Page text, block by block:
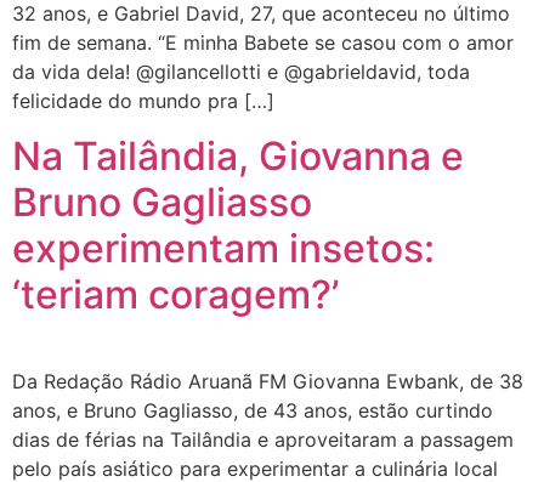
32 anos, e Gabriel David, 27, que aconteceu no último
fim de semana. “E minha Babete se casou com o amor
da vida dela! @gilancellotti e @gabrieldavid, toda
felicidade do mundo pra […]
Na Tailândia, Giovanna e
Bruno Gagliasso
experimentam insetos:
‘teriam coragem?’
Da Redação Rádio Aruanã FM Giovanna Ewbank, de 38
anos, e Bruno Gagliasso, de 43 anos, estão curtindo
dias de férias na Tailândia e aproveitaram a passagem
pelo país asiático para experimentar a culinária local